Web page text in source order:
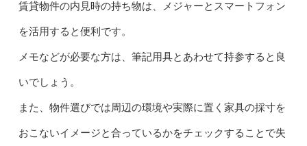
賃貸物件の内見時の持ち物は、メジャーとスマートフォン
を活用すると便利です。
メモなどが必要な方は、筆記用具とあわせて持参すると良
いでしょう。
また、物件選びでは周辺の環境や実際に置く家具の採寸を
おこないイメージと合っているかをチェックすることで失